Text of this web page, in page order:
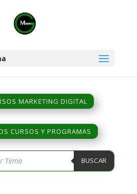
MARKETING DIGITAL
CURSOS Y PROGRAMAS
BUSCAR